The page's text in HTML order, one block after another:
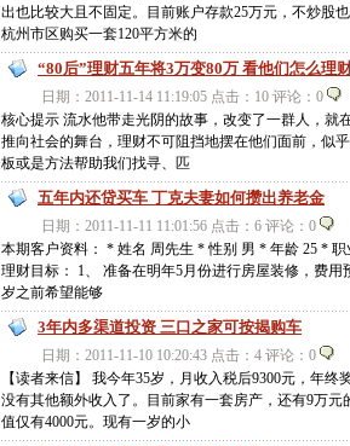
出也比较大且不固定。目前账户存款25万元，不炒股
杭州市区购买一套120平方米的
“80后”理财五年将3万变80万 看他们怎么理
日期：2011-11-14 11:19:05 点击：10 评论：0
核心提示 流水他带走光阴的故事，改变了一群人，就
推向社会的舞台，理财不可阻挡地摆在他们面前，似
板或是方法帮助我们找寻、匹
五年内还贷买车 丁克夫妻如何攒出养老金
日期：2011-11-11 11:01:56 点击：6 评论：0
本期客户资料： * 姓名 周先生 * 性别 男 * 年龄 25 *
理财目标： 1、 准备在明年5月份进行房屋装修，费
岁之前希望能够
3年内多渠道投资 三口之家可按揭购车
日期：2011-11-10 10:20:43 点击：4 评论：0
【读者来信】 我今年35岁，月收入税后9300元，年
没有其他额外收入了。目前家有一套房产，还有9万
值仅有4000元。现有一岁的小